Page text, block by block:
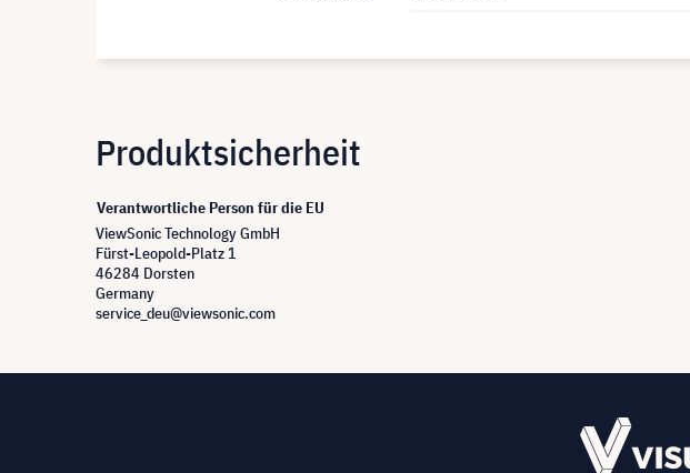
Produktsicherheit
Verantwortliche Person für die EU
ViewSonic Technology GmbH
Fürst-Leopold-Platz 1
46284 Dorsten
Germany
service_deu@viewsonic.com